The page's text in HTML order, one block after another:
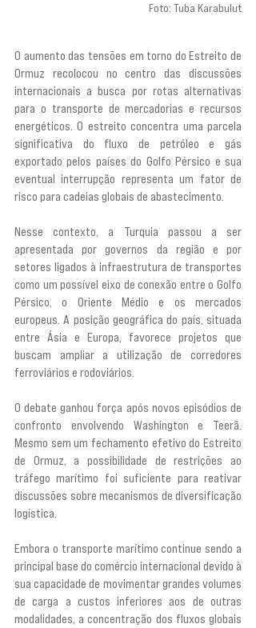
Foto: Tuba Karabulut
O aumento das tensões em torno do Estreito de
Ormuz recolocou no centro das discussões
internacionais a busca por rotas alternativas
para o transporte de mercadorias e recursos
energéticos. O estreito concentra uma parcela
significativa do fluxo de petróleo e gás
exportado pelos países do Golfo Pérsico e sua
eventual interrupção representa um fator de
risco para cadeias globais de abastecimento.
Nesse contexto, a Turquia passou a ser
apresentada por governos da região e por
setores ligados à infraestrutura de transportes
como um possível eixo de conexão entre o Golfo
Pérsico, o Oriente Médio e os mercados
europeus. A posição geográfica do país, situada
entre Ásia e Europa, favorece projetos que
buscam ampliar a utilização de corredores
ferroviários e rodoviários.
O debate ganhou força após novos episódios de
confronto envolvendo Washington e Teerã.
Mesmo sem um fechamento efetivo do Estreito
de Ormuz, a possibilidade de restrições ao
tráfego marítimo foi suficiente para reativar
discussões sobre mecanismos de diversificação
logística.
Embora o transporte marítimo continue sendo a
principal base do comércio internacional devido à
sua capacidade de movimentar grandes volumes
de carga a custos inferiores aos de outras
modalidades, a concentração dos fluxos globais